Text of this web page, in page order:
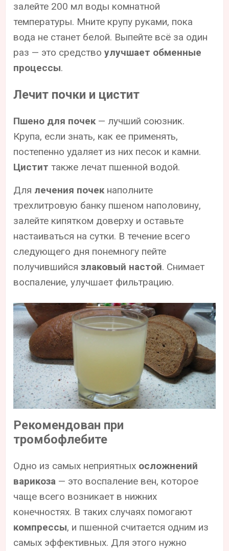
залейте 200 мл воды комнатной
температуры. Мните крупу руками, пока
вода не станет белой. Выпейте всё за один
раз — это средствоулучшает обменные
процессы.
Лечит почки и цистит
Пшено для почек— лучший союзник.
Крупа, если знать, как ее применять,
постепенно удаляет из них песок и камни.
Цистит также лечат пшенной водой.
Для лечения почекнаполните
трехлитровую банку пшеном наполовину,
залейте кипятком доверху и оставьте
настаиваться на сутки. В течение всего
следующего дня понемногу пейте
получившийсязлаковый настой. Снимает
воспаление, улучшает фильтрацию.
Рекомендован при
тромбофлебите
Одно из самых неприятных осложнений
варикоза — это воспаление вен, которое
чаще всего возникает в нижних
конечностях. В таких случаях помогают
компрессы, и пшенной считается одним из
самых эффективных. Для этого нужно